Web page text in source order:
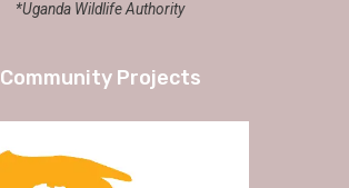
*Uganda Wildlife Authority
Community Projects